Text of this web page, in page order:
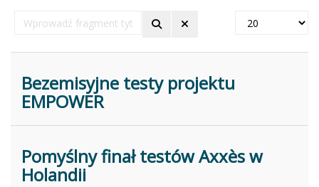
Wprowadź
fragment
Pokaż
Bezemisyjne testy projektu
EMPOWER
Pomyślny finał testów Axxès w
Holandii